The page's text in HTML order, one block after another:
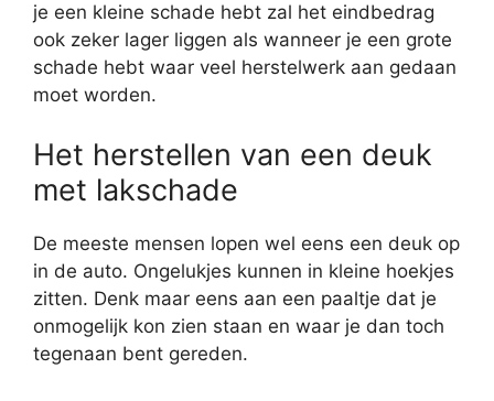
je een kleine schade hebt zal het eindbedrag
ook zeker lager liggen als wanneer je een grote
schade hebt waar veel herstelwerk aan gedaan
moet worden.
Het herstellen van een deuk
met lakschade
De meeste mensen lopen wel eens een deuk op
in de auto. Ongelukjes kunnen in kleine hoekjes
zitten. Denk maar eens aan een paaltje dat je
onmogelijk kon zien staan en waar je dan toch
tegenaan bent gereden.